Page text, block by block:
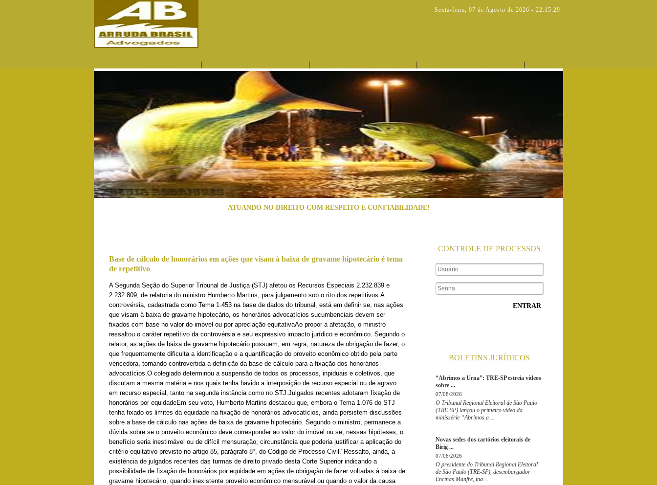
Sexta-feira, 07 de Agosto de 2026 - 22:15:30
| | | |
ATUANDO NO DIREITO COM RESPEITO E CONFIABILIDADE!
CONTROLE DE PROCESSOS
ENTRAR
BOLETINS JURÍDICOS
“Abrimos a Urna”: TRE-SP estreia vídeos
sobre ...
07/08/2026
O Tribunal Regional Eleitoral de São Paulo
(TRE-SP) lançou o primeiro vídeo da
minissérie “Abrimos a ...
Novas sedes dos cartórios eleitorais de
Birig ...
07/08/2026
O presidente do Tribunal Regional Eleitoral
de São Paulo (TRE-SP), desembargador
Encinas Manfré, ina ...
Base de cálculo de honorários em ações que visam à baixa de gravame hipotecário é tema
de repetitivo
​A Segunda Seção do Superior Tribunal de Justiça (STJ) afetou os Recursos Especiais 2.232.839 e
2.232.809, de relatoria do ministro Humberto Martins, para julgamento sob o rito dos repetitivos.A
controvérsia, cadastrada como Tema 1.453 na base de dados do tribunal, está em definir se, nas ações
que visam à baixa de gravame hipotecário, os honorários advocatícios sucumbenciais devem ser
fixados com base no valor do imóvel ou por apreciação equitativaAo propor a afetação, o ministro
ressaltou o caráter repetitivo da controvérsia e seu expressivo impacto jurídico e econômico. Segundo o
relator, as ações de baixa de gravame hipotecário possuem, em regra, natureza de obrigação de fazer, o
que frequentemente dificulta a identificação e a quantificação do proveito econômico obtido pela parte
vencedora, tornando controvertida a definição da base de cálculo para a fixação dos honorários
advocatícios.O colegiado determinou a suspensão de todos os processos, inpiduais e coletivos, que
discutam a mesma matéria e nos quais tenha havido a interposição de recurso especial ou de agravo
em recurso especial, tanto na segunda instância como no STJ.Julgados recentes adotaram fixação de
honorários por equidadeEm seu voto, Humberto Martins destacou que, embora o Tema 1.076 do STJ
tenha fixado os limites da equidade na fixação de honorários advocatícios, ainda persistem discussões
sobre a base de cálculo nas ações de baixa de gravame hipotecário. Segundo o ministro, permanece a
dúvida sobre se o proveito econômico deve corresponder ao valor do imóvel ou se, nessas hipóteses, o
benefício seria inestimável ou de difícil mensuração, circunstância que poderia justificar a aplicação do
critério equitativo previsto no artigo 85, parágrafo 8º, do Código de Processo Civil."Ressalto, ainda, a
existência de julgados recentes das turmas de direito privado desta Corte Superior indicando a
possibilidade de fixação de honorários por equidade em ações de obrigação de fazer voltadas à baixa de
gravame hipotecário, quando inexistente proveito econômico mensurável ou quando o valor da causa